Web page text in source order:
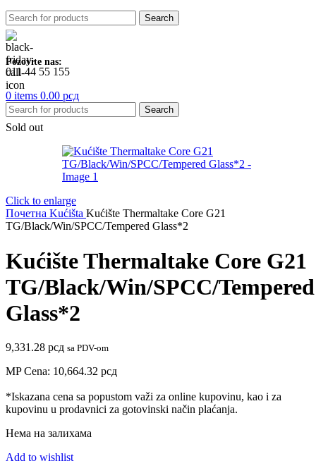
Search
Pozovite nas:
011 44 55 155
0 items 0.00 рсд
Search
Sold out
Click to enlarge
Почетна Kućišta Kućište Thermaltake Core G21
TG/Black/Win/SPCC/Tempered Glass*2
Kućište Thermaltake Core G21
TG/Black/Win/SPCC/Tempered
Glass*2
9,331.28 рсд sa PDV-om
MP Cena: 10,664.32 рсд
*Iskazana cena sa popustom važi za online kupovinu, kao i za
kupovinu u prodavnici za gotovinski način plaćanja.
Нема на залихама
Add to wishlist